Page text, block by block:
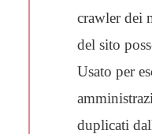
crawler dei
del sito
Usato per
duplicati